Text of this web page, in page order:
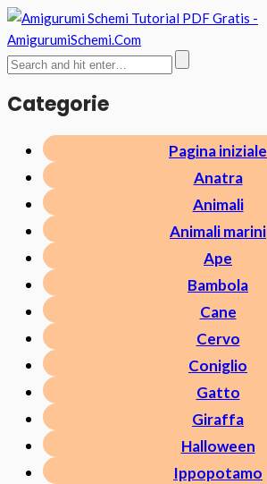
Categorie
Pagina iniziale
Anatra
Animali
Animali marini
Ape
Bambola
Cane
Cervo
Coniglio
Gatto
Giraffa
Halloween
Ippopotamo